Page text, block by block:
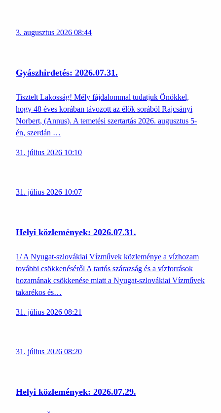
3. augusztus 2026 08:44
Gyászhirdetés: 2026.07.31.
Tisztelt Lakosság! Mély fájdalommal tudatjuk Önökkel,
hogy 48 éves korában távozott az élők sorából Rajcsányi
Norbert, (Annus). A temetési szertartás 2026. augusztus 5-
én, szerdán …
31. július 2026 10:10
31. július 2026 10:07
Helyi közlemények: 2026.07.31.
1/ A Nyugat-szlovákiai Vízművek közleménye a vízhozam
további csökkenéséről A tartós szárazság és a vízforrások
hozamának csökkenése miatt a Nyugat-szlovákiai Vízművek
takarékos és…
31. július 2026 08:21
31. július 2026 08:20
Helyi közlemények: 2026.07.29.